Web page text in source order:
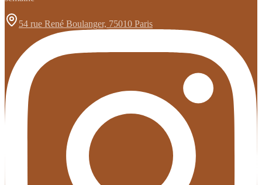
54 rue René Boulanger, 75010 Paris